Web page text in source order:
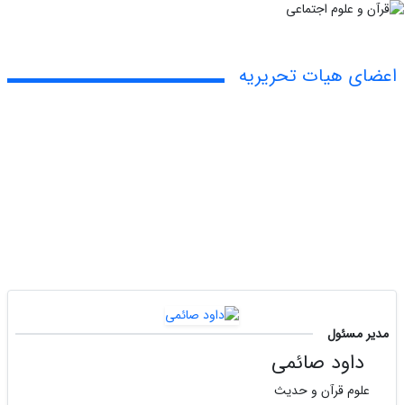
اعضای هیات تحریریه
مدیر مسئول
داود صائمی
علوم قرآن و حدیث